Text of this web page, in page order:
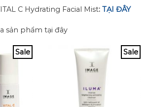
C Hydrating Facial Mist: TẠI ĐÂY
sản phẩm tại đây
Sale Sale